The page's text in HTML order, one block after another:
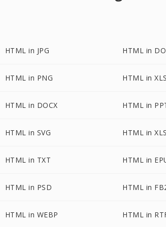
HTML in JPG HTML in
HTML in PNG HTML in XLS
HTML in DOCX HTML in
HTML in SVG HTML in
HTML in TXT HTML in
HTML in PSD HTML in
HTML in WEBP HTML in